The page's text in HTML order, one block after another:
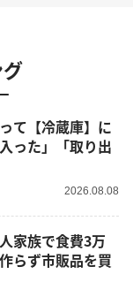
て【冷蔵庫】に
った」「取り出
2026.08.08
家族で食費3万
らず市販品を買